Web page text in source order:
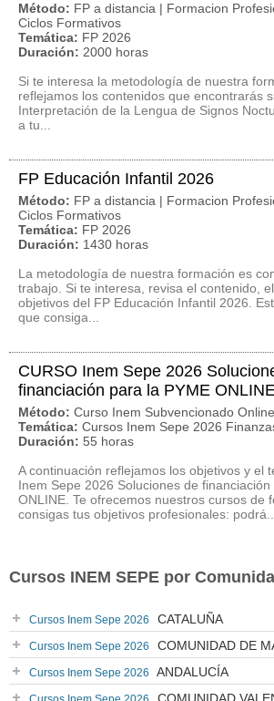
Método: FP a distancia | Formacion
Ciclos Formativos
Temática: FP 2026
Duración: 2000 horas
Si te interesa la metodología de nuestra
reflejamos los contenidos que encontrarás
Interpretación de la Lengua de Signos
a tu...
FP Educación Infantil 2026
Método: FP a distancia | Formacion
Ciclos Formativos
Temática: FP 2026
Duración: 1430 horas
La metodología de nuestra formación es
trabajo. Si te interesa, revisa el contenido,
objetivos del FP Educación Infantil 2026.
que consiga...
CURSO Inem Sepe 2026
financiación para la PYME
Método: Curso Inem Subvencionado Online
Temática: Cursos Inem Sepe 2026
Duración: 55 horas
A continuación reflejamos los objetivos y el
Inem Sepe 2026 Soluciones de
ONLINE. Te ofrecemos nuestros cursos de
consigas tus objetivos profesionales: podrá...
Cursos INEM SEPE por
Cursos Inem Sepe 2026 CATALUÑA
Cursos Inem Sepe 2026 COMUNIDAD DE
Cursos Inem Sepe 2026 ANDALUCÍA